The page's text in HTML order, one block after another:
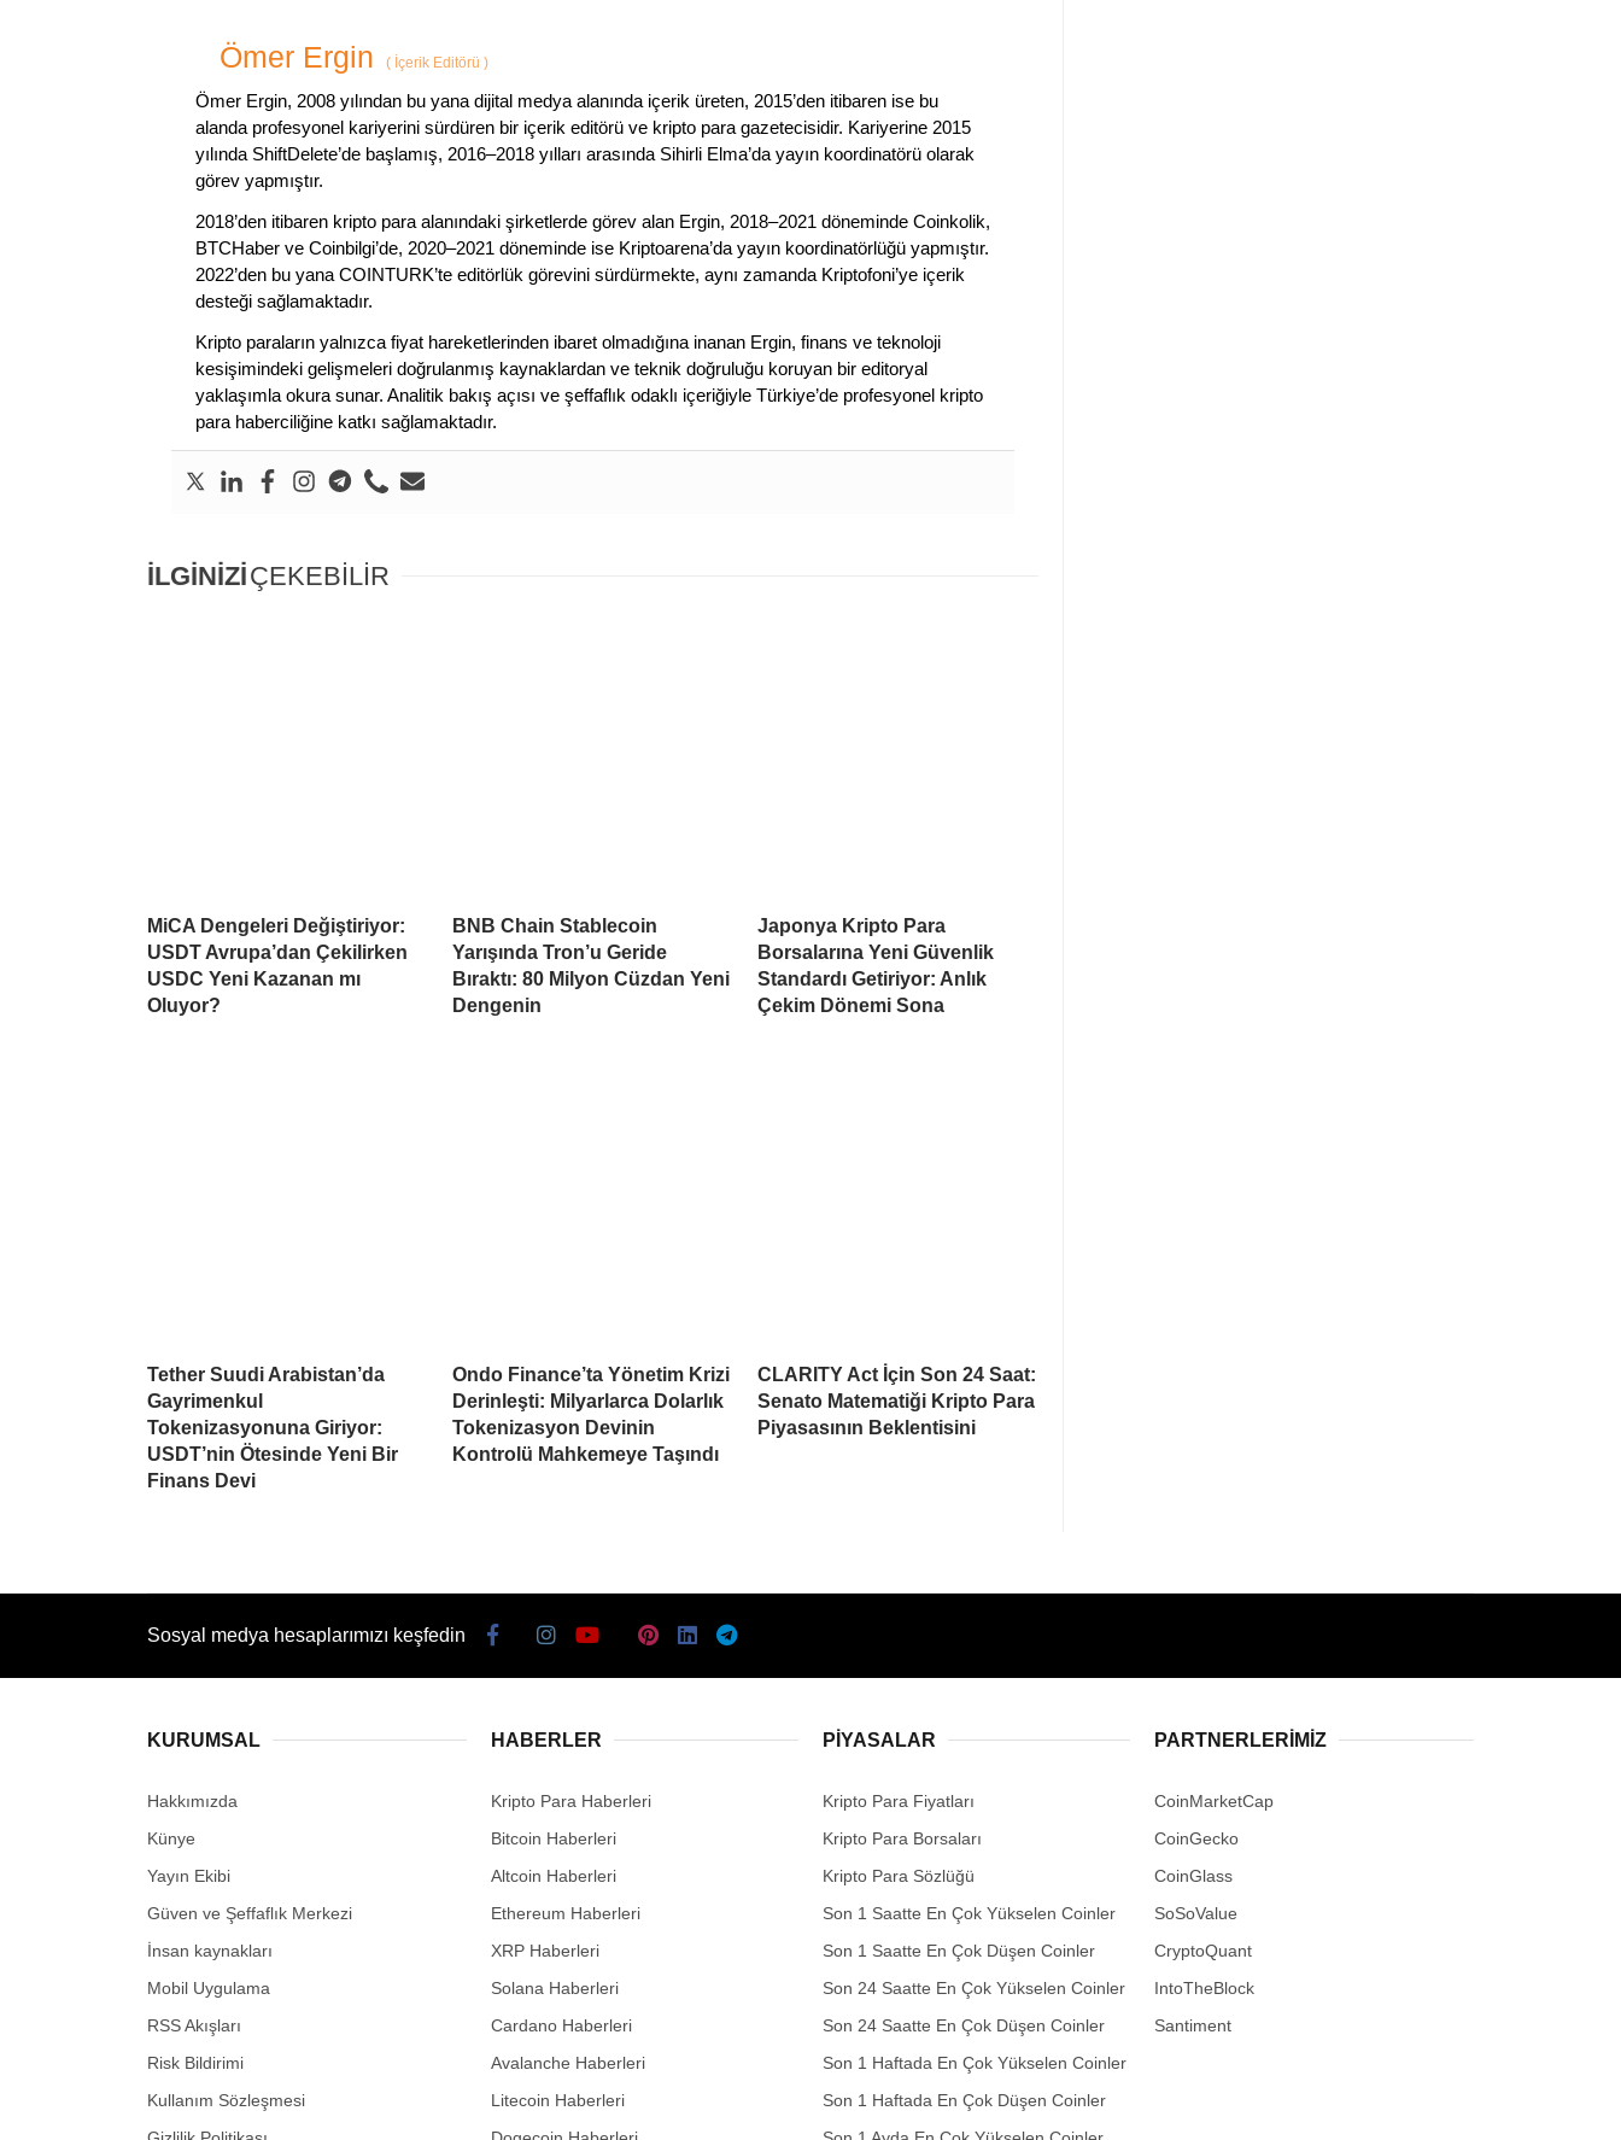
Ömer Ergin ( İçerik Editörü )
Ömer Ergin, 2008 yılından bu yana dijital medya alanında içerik üreten, 2015’den itibaren ise bu
alanda profesyonel kariyerini sürdüren bir içerik editörü ve kripto para gazetecisidir. Kariyerine 2015
yılında ShiftDelete’de başlamış, 2016–2018 yılları arasında Sihirli Elma’da yayın koordinatörü olarak
görev yapmıştır.
2018’den itibaren kripto para alanındaki şirketlerde görev alan Ergin, 2018–2021 döneminde Coinkolik,
BTCHaber ve Coinbilgi’de, 2020–2021 döneminde ise Kriptoarena’da yayın koordinatörlüğü yapmıştır.
2022’den bu yana COINTURK’te editörlük görevini sürdürmekte, aynı zamanda Kriptofoni’ye içerik
desteği sağlamaktadır.
Kripto paraların yalnızca fiyat hareketlerinden ibaret olmadığına inanan Ergin, finans ve teknoloji
kesişimindeki gelişmeleri doğrulanmış kaynaklardan ve teknik doğruluğu koruyan bir editoryal
yaklaşımla okura sunar. Analitik bakış açısı ve şeffaflık odaklı içeriğiyle Türkiye’de profesyonel kripto
para haberciliğine katkı sağlamaktadır.
İLGİNİZİÇEKEBİLİR
MiCA Dengeleri Değiştiriyor:
USDT Avrupa’dan Çekilirken
USDC Yeni Kazanan mı
Oluyor?
BNB Chain Stablecoin
Yarışında Tron’u Geride
Bıraktı: 80 Milyon Cüzdan Yeni
Dengenin
Japonya Kripto Para
Borsalarına Yeni Güvenlik
Standardı Getiriyor: Anlık
Çekim Dönemi Sona
Tether Suudi Arabistan’da
Gayrimenkul
Tokenizasyonuna Giriyor:
USDT’nin Ötesinde Yeni Bir
Finans Devi
Ondo Finance’ta Yönetim Krizi
Derinleşti: Milyarlarca Dolarlık
Tokenizasyon Devinin
Kontrolü Mahkemeye Taşındı
CLARITY Act İçin Son 24 Saat:
Senato Matematiği Kripto Para
Piyasasının Beklentisini
Sosyal medya hesaplarımızı keşfedin
KURUMSAL
Hakkımızda
Künye
Yayın Ekibi
Güven ve Şeffaflık Merkezi
İnsan kaynakları
Mobil Uygulama
RSS Akışları
Risk Bildirimi
Kullanım Sözleşmesi
HABERLER
Kripto Para Haberleri
Bitcoin Haberleri
Altcoin Haberleri
Ethereum Haberleri
XRP Haberleri
Solana Haberleri
Cardano Haberleri
Avalanche Haberleri
Litecoin Haberleri
PIYASALAR
Kripto Para Fiyatları
Kripto Para Borsaları
Kripto Para Sözlüğü
Son 1 Saatte En Çok Yükselen Coinler
Son 1 Saatte En Çok Düşen Coinler
Son 24 Saatte En Çok Yükselen Coinler
Son 24 Saatte En Çok Düşen Coinler
Son 1 Haftada En Çok Yükselen Coinler
Son 1 Haftada En Çok Düşen Coinler
PARTNERLERIMIZ
CoinMarketCap
CoinGecko
CoinGlass
SoSoValue
CryptoQuant
IntoTheBlock
Santiment